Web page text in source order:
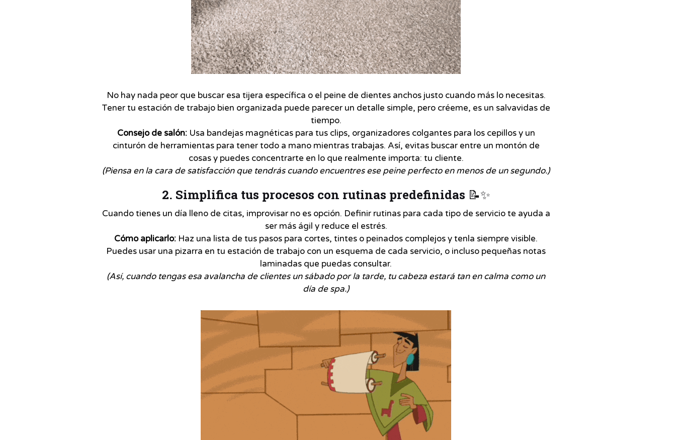
No hay nada peor que buscar esa tijera específica o el peine de dientes anchos justo cuando más lo necesitas.
Tener tu estación de trabajo bien organizada puede parecer un detalle simple, pero créeme, es un salvavidas de
tiempo.
Consejo de salón:Usa bandejas magnéticas para tus clips, organizadores colgantes para los cepillos y un
cinturón de herramientas para tener todo a mano mientras trabajas. Así, evitas buscar entre un montón de
cosas y puedes concentrarte en lo que realmente importa: tu cliente.
(Piensa en la cara de satisfacción que tendrás cuando encuentres ese peine perfecto en menos de un segundo.)
2. Simplifica tus procesos con rutinas predefinidas 📝✨
Cuando tienes un día lleno de citas, improvisar no es opción. Definir rutinas para cada tipo de servicio te ayuda a
ser más ágil y reduce el estrés.
Cómo aplicarlo: Haz una lista de tus pasos para cortes, tintes o peinados complejos y tenla siempre visible.
Puedes usar una pizarra en tu estación de trabajo con un esquema de cada servicio, o incluso pequeñas notas
laminadas que puedas consultar.
(Así, cuando tengas esa avalancha de clientes un sábado por la tarde, tu cabeza estará tan en calma como un
día de spa.)